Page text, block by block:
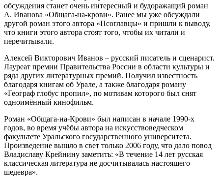
обсуждения станет очень интересный и будоражащий роман
А. Иванова «Общага-на-крови». Ранее мы уже обсуждали
другой роман этого автора «Псоглавцы» и пришли к выводу,
что книги этого автора стоят того, чтобы их читали и
перечитывали.
Алексей Викторович Иванов – русский писатель и сценарист.
Лауреат премии Правительства России в области культуры и
ряда других литературных премий. Получил известность
благодаря книгам об Урале, а также благодаря роману
«Географ глобус пропил», по мотивам которого был снят
одноимённый кинофильм.
Роман «Общага-на-Крови» был написан в начале 1990-х
годов, во время учёбы автора на искусствоведческом
факультете Уральского государственного университета.
Произведение вышло в свет только 2006 году, что дало повод
Владиславу Крейнину заметить: «В течение 14 лет русская
классическая литература не досчитывалась настоящего
шедевра».